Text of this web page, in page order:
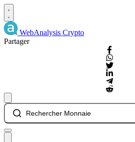
WebAnalysis Crypto
Partager
Rechercher Monnaie